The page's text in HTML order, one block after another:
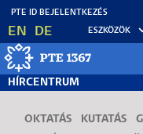
Ugrás
tartalomra
EN DE ESZKÖZÖK
HÍRCENTRUM
OKTATÁS KUTATÁS